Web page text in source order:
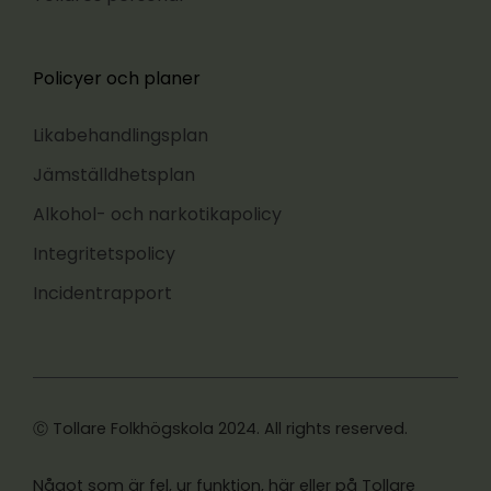
Policyer och planer
Likabehandlingsplan
Jämställdhetsplan
Alkohol- och narkotikapolicy
Integritetspolicy
Incidentrapport
Ⓒ Tollare Folkhögskola 2024. All rights reserved.
Något som är fel, ur funktion, här eller på Tollare